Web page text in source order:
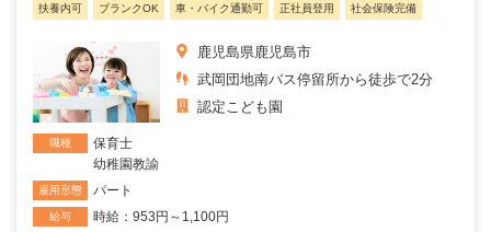
扶養内可 ブランクOK 車・バイク通勤可 正社員登用 社会保険完備
鹿児島県鹿児島市
武岡団地南バス停留所から徒歩で2分
認定こども園
職種
保育士
幼稚園教諭
雇用形態 パート
給与 時給：953円～1,100円